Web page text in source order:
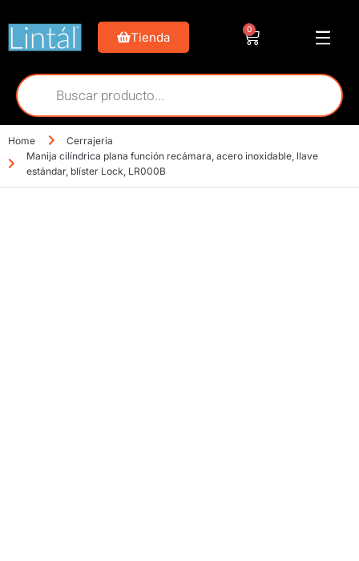
Tienda
0
Home
Cerrajeria
Manija cilíndrica plana función recámara, acero inoxidable, llave
estándar, blíster Lock, LR000B